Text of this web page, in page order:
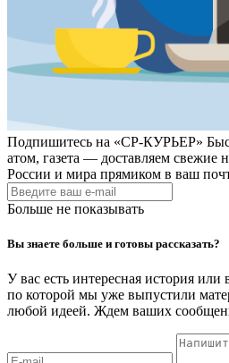
Подпишитесь на «СР-КУРЬЕР»
атом, газета — доставляем свежие
России и мира прямиком в ваш
Больше не показывать
Вы знаете больше и готовы рассказать?
У вас есть интересная история или
по которой мы уже выпустили
любой идеей. Ждем ваших